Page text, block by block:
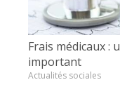
Frais médicaux :
important
Actualités sociales